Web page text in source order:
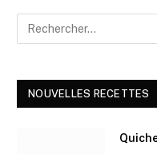
NOUVELLES RECETTES